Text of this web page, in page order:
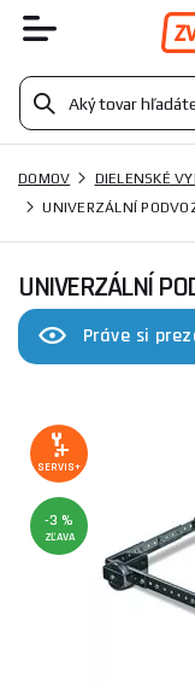
DOMOV DIELENSKÉ
UNIVERZÁLNÍ
UNIVERZÁLNÍ
Práve si
SERVIS+
-3 %
ZĽAVA